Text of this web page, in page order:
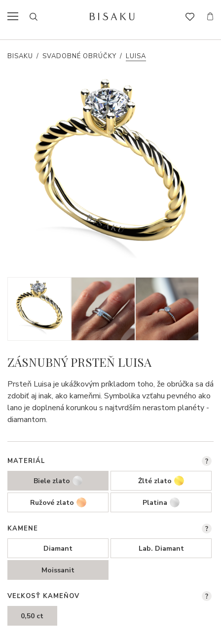
BISAKU / SVADOBNÉ OBRÚČKY / LUISA
ZÁSNUBNÝ PRSTEŇ LUISA
Prsteň Luisa je ukážkovým príkladom toho, že obrúčka sa dá
zdobiť aj inak, ako kameňmi. Symbolika vzťahu pevného ako
lano je doplnená korunkou s najtvrdším nerastom planéty -
diamantom.
MATERIÁL
Biele zlato Žlté zlato
Ružové zlato Platina
?
KAMENE
Diamant Lab. Diamant
Moissanit
?
VEĽKOSŤ KAMEŇOV
0,50 ct
?